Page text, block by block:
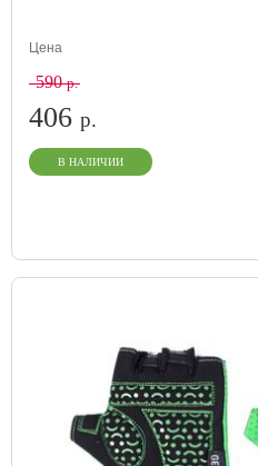
Цена
590р.
406 р.
В НАЛИЧИИ